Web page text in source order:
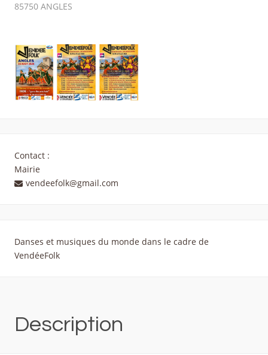
85750 ANGLES
Contact :
Mairie
vendeefolk@gmail.com
Danses et musiques du monde dans le cadre de
VendéeFolk
Description